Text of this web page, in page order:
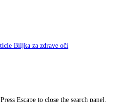
Press Escape to close the search panel.